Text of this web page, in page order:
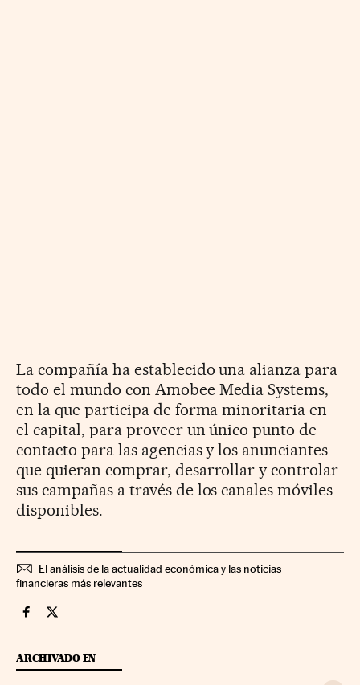
La compañía ha establecido una alianza para
todo el mundo con Amobee Media Systems,
en la que participa de forma minoritaria en
el capital, para proveer un único punto de
contacto para las agencias y los anunciantes
que quieran comprar, desarrollar y controlar
sus campañas a través de los canales móviles
disponibles.
El análisis de la actualidad económica y las noticias
financieras más relevantes
Companias Cinco Días en Facebook
Companias Cinco Días en Twitter
ARCHIVADO EN